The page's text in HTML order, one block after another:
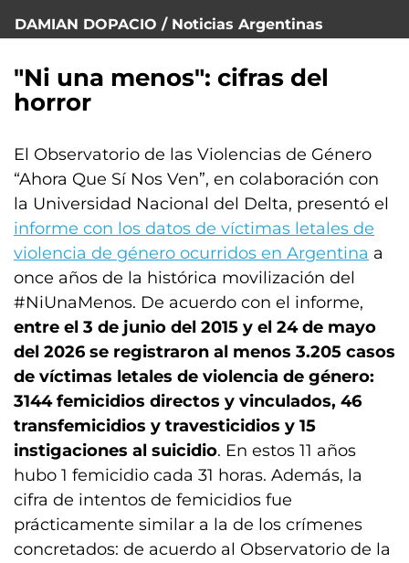
DAMIAN DOPACIO / Noticias Argentinas
"Ni una menos": cifras del
horror
El Observatorio de las Violencias de Género
“Ahora Que Sí Nos Ven”, en colaboración con
la Universidad Nacional del Delta, presentó el
informe con los datos de víctimas letales de
violencia de género ocurridos en Argentina a
once años de la histórica movilización del
#NiUnaMenos. De acuerdo con el informe,
entre el 3 de junio del 2015 y el 24 de mayo
del 2026 se registraron al menos 3.205 casos
de víctimas letales de violencia de género:
3144 femicidios directos y vinculados, 46
transfemicidios y travesticidios y 15
instigaciones al suicidio. En estos 11 años
hubo 1 femicidio cada 31 horas. Además, la
cifra de intentos de femicidios fue
prácticamente similar a la de los crímenes
concretados: de acuerdo al Observatorio de la